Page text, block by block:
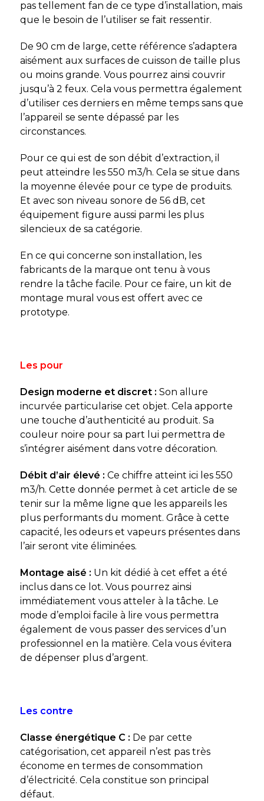
pas tellement fan de ce type d’installation, mais
que le besoin de l’utiliser se fait ressentir.
De 90 cm de large, cette référence s’adaptera
aisément aux surfaces de cuisson de taille plus
ou moins grande. Vous pourrez ainsi couvrir
jusqu’à 2 feux. Cela vous permettra également
d’utiliser ces derniers en même temps sans que
l’appareil se sente dépassé par les
circonstances.
Pour ce qui est de son débit d’extraction, il
peut atteindre les 550 m3/h. Cela se situe dans
la moyenne élevée pour ce type de produits.
Et avec son niveau sonore de 56 dB, cet
équipement figure aussi parmi les plus
silencieux de sa catégorie.
En ce qui concerne son installation, les
fabricants de la marque ont tenu à vous
rendre la tâche facile. Pour ce faire, un kit de
montage mural vous est offert avec ce
prototype.
Les pour
Design moderne et discret : Son allure
incurvée particularise cet objet. Cela apporte
une touche d’authenticité au produit. Sa
couleur noire pour sa part lui permettra de
s’intégrer aisément dans votre décoration.
Débit d’air élevé : Ce chiffre atteint ici les 550
m3/h. Cette donnée permet à cet article de se
tenir sur la même ligne que les appareils les
plus performants du moment. Grâce à cette
capacité, les odeurs et vapeurs présentes dans
l’air seront vite éliminées.
Montage aisé : Un kit dédié à cet effet a été
inclus dans ce lot. Vous pourrez ainsi
immédiatement vous atteler à la tâche. Le
mode d’emploi facile à lire vous permettra
également de vous passer des services d’un
professionnel en la matière. Cela vous évitera
de dépenser plus d’argent.
Les contre
Classe énergétique C : De par cette
catégorisation, cet appareil n’est pas très
économe en termes de consommation
d’électricité. Cela constitue son principal
défaut.